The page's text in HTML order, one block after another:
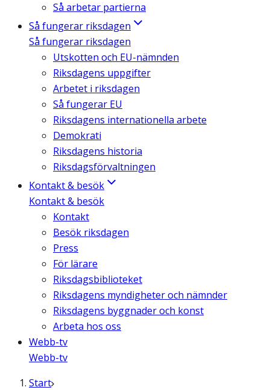
Så arbetar partierna
Så fungerar riksdagen
Så fungerar riksdagen
Utskotten och EU-nämnden
Riksdagens uppgifter
Arbetet i riksdagen
Så fungerar EU
Riksdagens internationella arbete
Demokrati
Riksdagens historia
Riksdagsförvaltningen
Kontakt & besök
Kontakt & besök
Kontakt
Besök riksdagen
Press
För lärare
Riksdagsbiblioteket
Riksdagens myndigheter och nämnder
Riksdagens byggnader och konst
Arbeta hos oss
Webb-tv
Webb-tv
Start